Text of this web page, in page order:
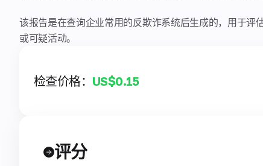
该报告是在查询企业常用的反欺诈系统后生成的，用于评
或可疑活动。
检查价格： US$0.15
评分